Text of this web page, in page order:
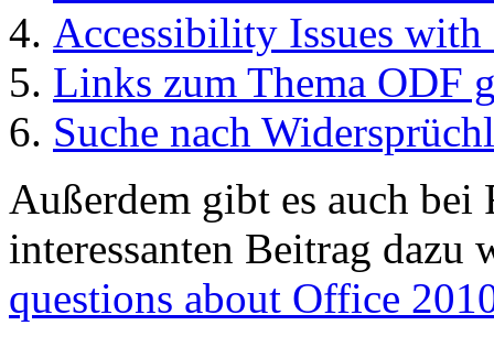
Accessibility Issues
Links zum Thema ODF
Suche nach
Außerdem gibt es auch bei
interessanten Beitrag dazu
questions about Office